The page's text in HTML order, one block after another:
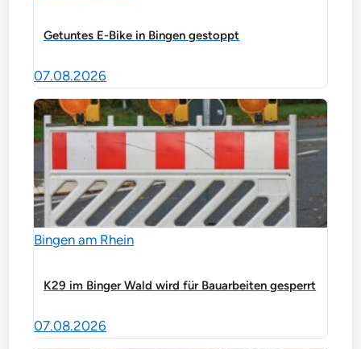
Getuntes E-Bike in Bingen gestoppt
07.08.2026
Bingen am Rhein
K29 im Binger Wald wird für Bauarbeiten gesperrt
07.08.2026